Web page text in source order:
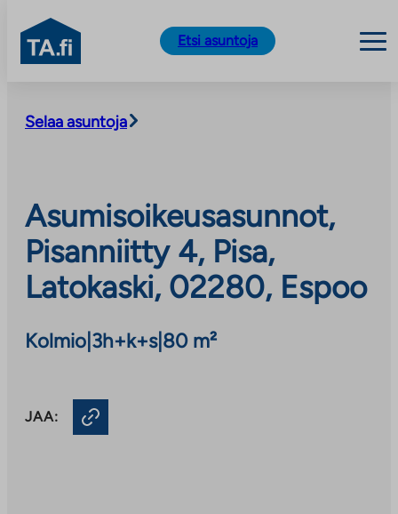
sisältöön
TA.fi
Etsi asuntoja
Selaa asuntoja
Asumisoikeusasunnot,
Pisanniitty 4, Pisa,
Latokaski, 02280, Espoo
Kolmio 3h+k+s| 80 m²
JAA: